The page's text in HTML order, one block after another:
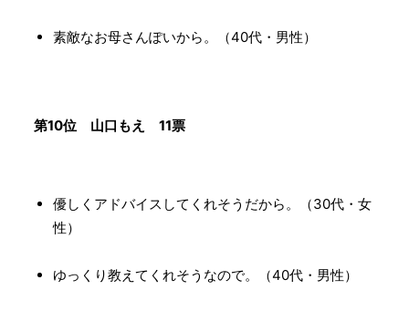
素敵なお母さんぽいから。（40代・男性）
第10位 山口もえ 11票
優しくアドバイスしてくれそうだから。（30代・女
性）
ゆっくり教えてくれそうなので。（40代・男性）